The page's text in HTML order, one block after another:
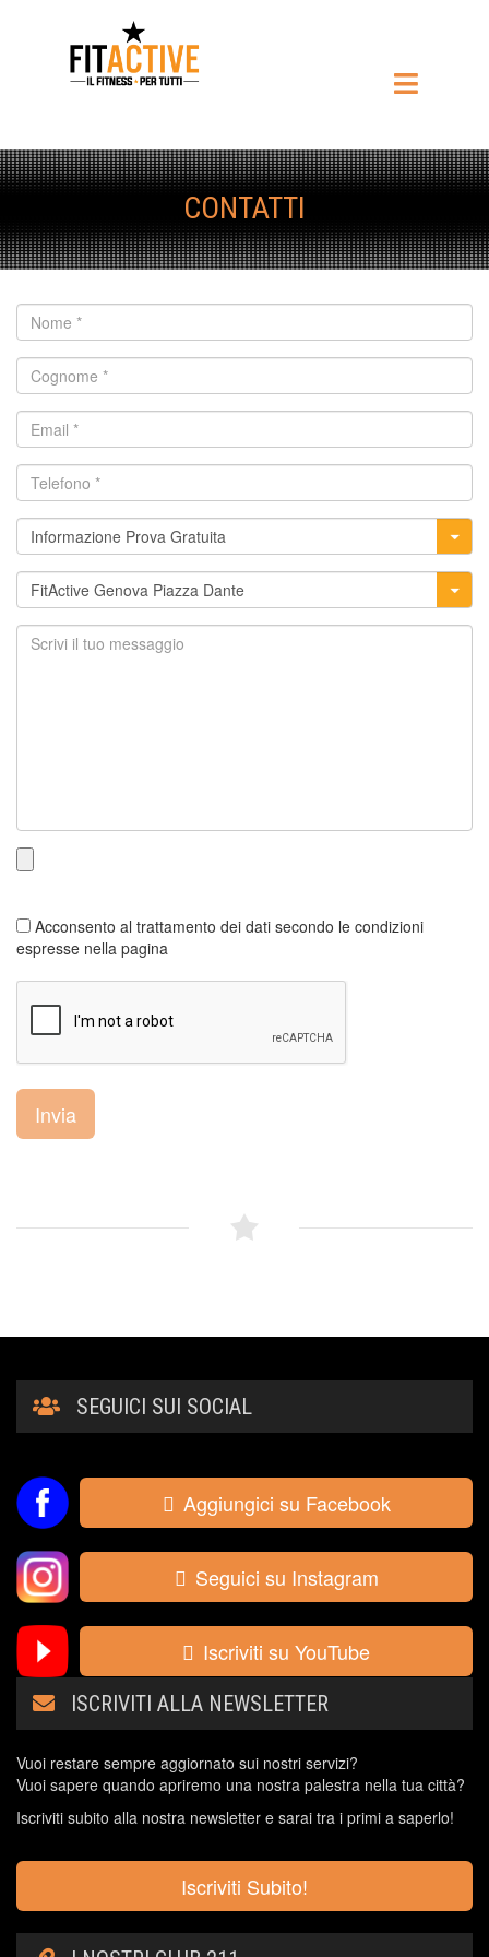
CONTATTI
Acconsento al trattamento dei dati secondo le condizioni
espresse nella pagina
Invia
SEGUICI SUI SOCIAL
Aggiungici su Facebook
Seguici su Instagram
Iscriviti su YouTube
ISCRIVITI ALLA NEWSLETTER
Vuoi restare sempre aggiornato sui nostri servizi?
Vuoi sapere quando apriremo una nostra palestra nella tua città?
Iscriviti subito alla nostra newsletter e sarai tra i primi a saperlo!
Iscriviti Subito!